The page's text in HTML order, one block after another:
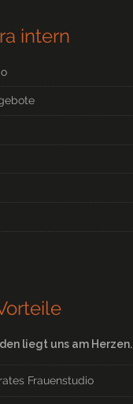
intern
liegt uns am Herzen.
Frauenstudio